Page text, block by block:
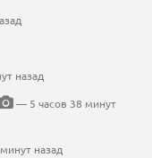
назад
— 5 часов 38 минут
назад